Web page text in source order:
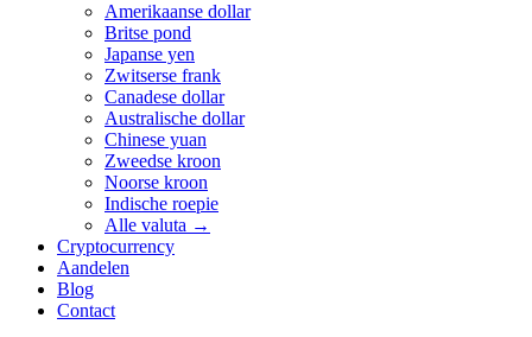
Amerikaanse dollar
Britse pond
Japanse yen
Zwitserse frank
Canadese dollar
Australische dollar
Chinese yuan
Zweedse kroon
Noorse kroon
Indische roepie
Alle valuta →
Cryptocurrency
Aandelen
Blog
Contact